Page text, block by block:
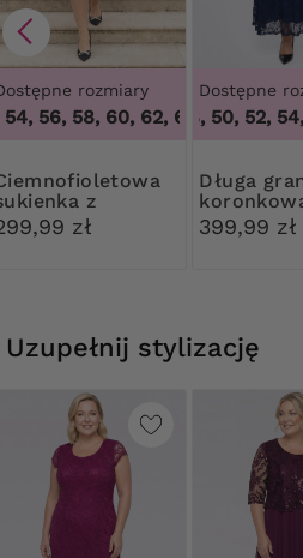
rozmiary
56, 58, 60, 62, 64 48, 50, 54,
z
zł
Dostępne
46, 48, 50, 52, 54,
Długa granatowa
sukienka
399,99 zł
Uzupełnij stylizację